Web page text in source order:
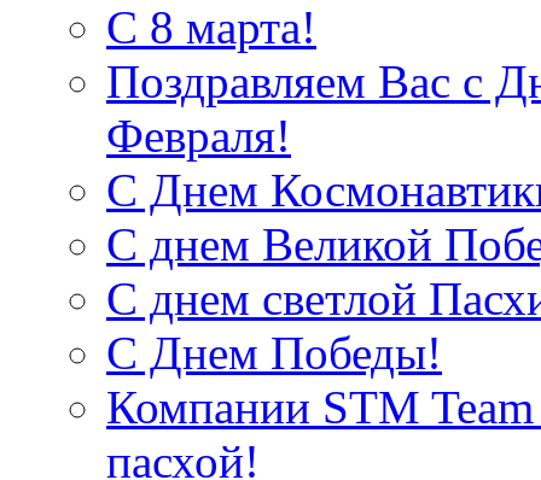
С 8 марта!
Поздравляем Вас с
Февраля!
С Днем
С днем Великой
С днем светлой
С Днем Победы!
Компании STM Team
пасхой!